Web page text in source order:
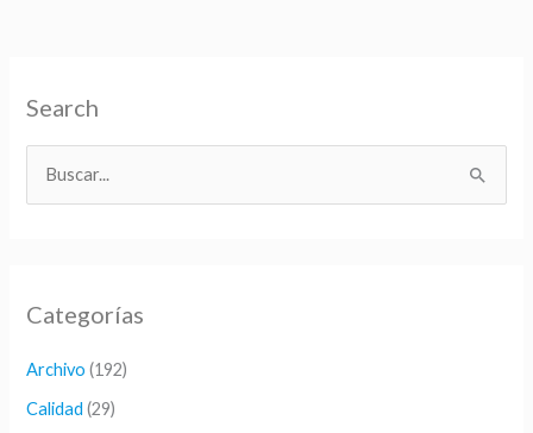
Search
a
o
Categorías
Archivo (192)
Calidad (29)